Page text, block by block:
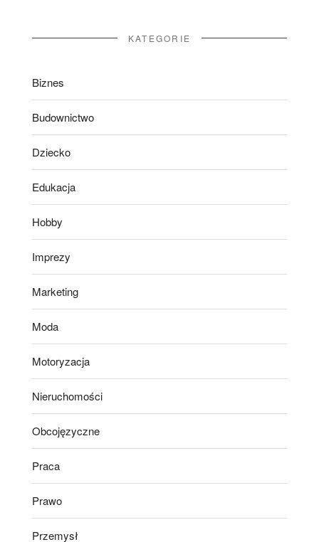
KATEGORIE
Biznes
Budownictwo
Dziecko
Edukacja
Hobby
Imprezy
Marketing
Moda
Motoryzacja
Nieruchomości
Obcojęzyczne
Praca
Prawo
Przemysł